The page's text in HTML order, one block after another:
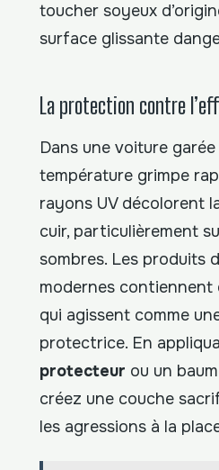
toucher soyeux
surface glissante
La protection contre
Dans une voiture garée
température grimpe
rayons UV décolorent
cuir, particulièrement
sombres. Les produits
modernes contiennent
qui agissent comme
protectrice. En
protecteur ou un
créez une couche
les agressions à la